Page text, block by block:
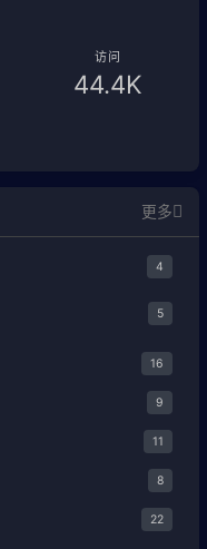
访问
44.4K
更多
4
5
16
9
11
8
22